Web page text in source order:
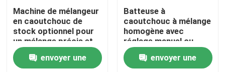
Maison
Produits
Vidéos
Machine de mélangeur
en caoutchouc de
stock optionnel pour
un mélange précis et
constant
envoyer une
Batteuse à
caoutchouc à mélange
homogène avec
réglage manuel ou
électrique de
l'écartement et
envoyer une